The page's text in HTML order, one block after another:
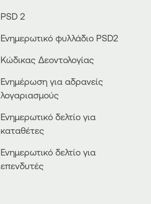
PSD 2
Ενημερωτικό φυλλάδιο PSD2
Κώδικας Δεοντολογίας
Ενημέρωση για αδρανείς
λογαριασμούς
Ενημερωτικό δελτίο για
καταθέτες
Ενημερωτικό δελτίο για
επενδυτές